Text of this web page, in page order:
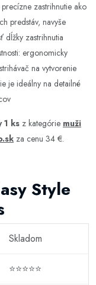
zastrihnutie ako
predstáv, navyše
dĺžky zastrihnutia
ergonomicky
na vytvorenie
je ideálny na detailné
1 ks z kategórie muži
za cenu 34 €.
Style
Skladom
⭐⭐⭐⭐⭐